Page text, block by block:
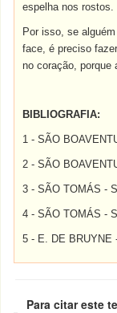
espelha nos rostos.
Por isso, se
face, é preciso
no coração, porque
BIBLIOGRAFIA:
1 - SÃO
2 - SÃO
3 - SÃO TOMÁS -
4 - SÃO TOMÁS -
5 - E. DE BRUYNE
Para citar este